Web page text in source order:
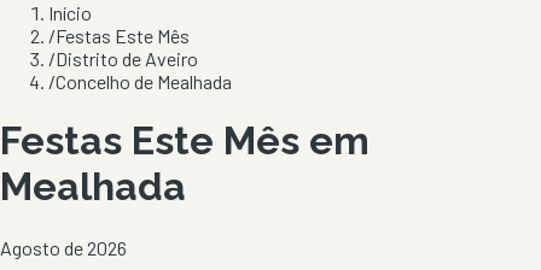
Início
/Festas Este Mês
/Distrito de Aveiro
/Concelho de Mealhada
Festas Este Mês em
Mealhada
Agosto de 2026